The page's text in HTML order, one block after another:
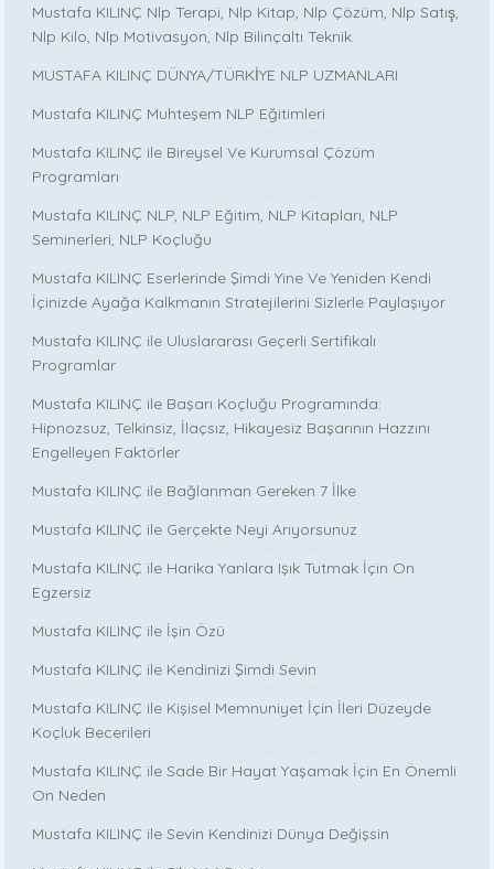
Mustafa KILINÇ Nlp Terapi, Nlp Kitap, Nlp Çözüm, Nlp Satış,
Nlp Kilo, Nlp Motivasyon, Nlp Bilinçaltı Teknik
MUSTAFA KILINÇ DÜNYA/TÜRKİYE NLP UZMANLARI
Mustafa KILINÇ Muhteşem NLP Eğitimleri
Mustafa KILINÇ ile Bireysel Ve Kurumsal Çözüm
Programları
Mustafa KILINÇ NLP, NLP Eğitim, NLP Kitapları, NLP
Seminerleri, NLP Koçluğu
Mustafa KILINÇ Eserlerinde Şimdi Yine Ve Yeniden Kendi
İçinizde Ayağa Kalkmanın Stratejilerini Sizlerle Paylaşıyor
Mustafa KILINÇ ile Uluslararası Geçerli Sertifikalı
Programlar
Mustafa KILINÇ ile Başarı Koçluğu Programında:
Hipnozsuz, Telkinsiz, İlaçsız, Hikayesiz Başarının Hazzını
Engelleyen Faktörler
Mustafa KILINÇ ile Bağlanman Gereken 7 İlke
Mustafa KILINÇ ile Gerçekte Neyi Arıyorsunuz
Mustafa KILINÇ ile Harika Yanlara Işık Tutmak İçin On
Egzersiz
Mustafa KILINÇ ile İşin Özü
Mustafa KILINÇ ile Kendinizi Şimdi Sevin
Mustafa KILINÇ ile Kişisel Memnuniyet İçin İleri Düzeyde
Koçluk Becerileri
Mustafa KILINÇ ile Sade Bir Hayat Yaşamak İçin En Önemli
On Neden
Mustafa KILINÇ ile Sevin Kendinizi Dünya Değişsin